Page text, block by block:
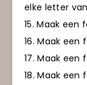
elke letter
15. Maak
16. Maak
17. Maak
18. Maak